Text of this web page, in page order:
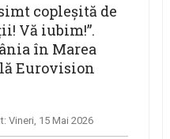
copleșită de
Vă iubim!”.
în Marea
Eurovision
Vineri, 15 Mai 2026